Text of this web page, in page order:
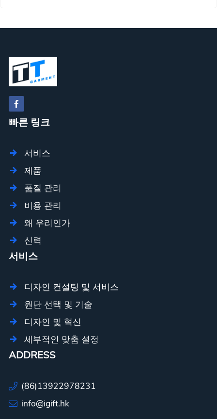
빠른 링크
서비스
제품
품질 관리
비용 관리
왜 우리인가
신력
서비스
디자인 컨설팅 및 서비스
원단 선택 및 기술
디자인 및 혁신
세부적인 맞춤 설정
ADDRESS
(86)13922978231
info@igift.hk